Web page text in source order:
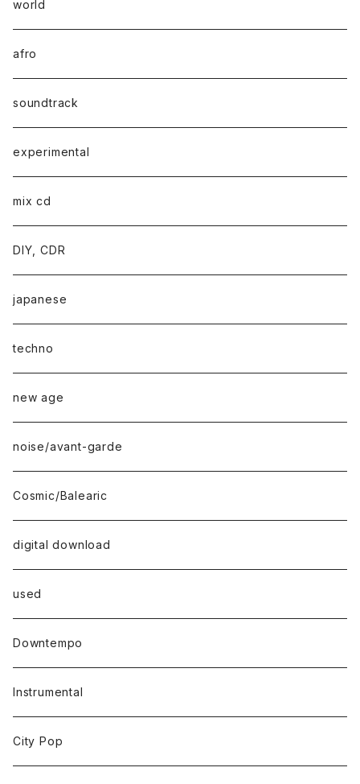
world
afro
soundtrack
experimental
mix cd
DIY, CDR
japanese
techno
new age
noise/avant-garde
Cosmic/Balearic
digital download
used
Downtempo
Instrumental
City Pop